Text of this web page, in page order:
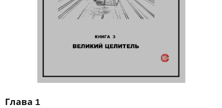
Глава 1